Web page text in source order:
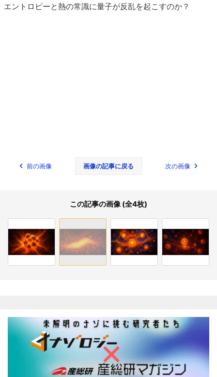
エントロピーと熱の常識に量子が反乱を起こすのか？
前の画像 画像の記事に戻る 次の画像
この記事の画像 (全4枚)